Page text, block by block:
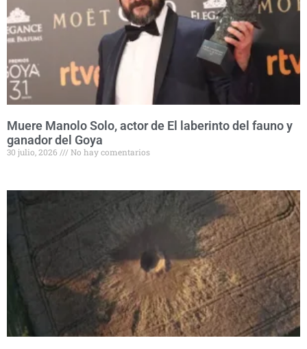
Muere Manolo Solo, actor de El laberinto del fauno y
ganador del Goya
30 julio, 2026 No hay comentarios